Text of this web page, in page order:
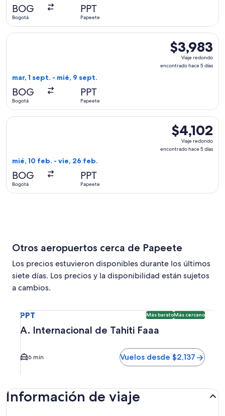
BOG
Bogotá
PPT
Papeete
$3,983
Viaje
redondo,
$3,983
Viaje redondo
encontrado hace 5 días
mar, 1 sept. - mié, 9 sept.
BOG
Bogotá
PPT
Papeete
Seleccionar vuelo de Delta, con salida el mar, 1 sept.
$4,102
Viaje
redondo,
$4,102
Viaje redondo
encontrado hace 5 días
mié, 10 feb. - vie, 26 feb.
BOG
Bogotá
PPT
Papeete
Seleccionar vuelo de LATAM Airlines Group, con salida el
Otros aeropuertos cerca de Papeete
Los precios estuvieron disponibles durante los últimos
siete días. Los precios y la disponibilidad están sujetos
a cambios.
PPT Más baratoMás cercano
A. Internacional de Tahiti Faaa
6 min Vuelos desde $2,137
Información de viaje